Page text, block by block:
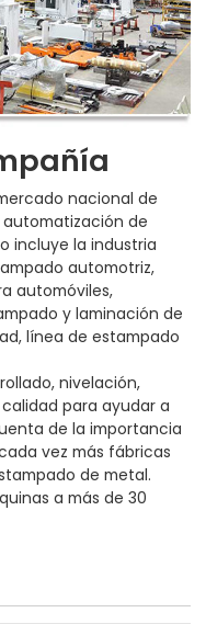
nacional de
de
incluye la industria
automotriz,
automóviles,
y laminación de
línea de estampado
nivelación,
para ayudar a
de la importancia
vez más fábricas
de metal.
a más de 30